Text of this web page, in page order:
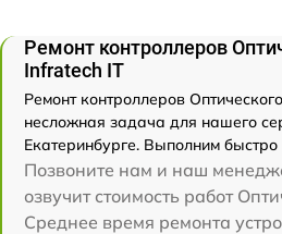
Ремонт контроллеров
Infratech IT
Ремонт контроллеров
несложная задача для нашего
Екатеринбурге. Выполним быстро
Позвоните нам и наш
озвучит стоимость работ
Среднее время ремонта